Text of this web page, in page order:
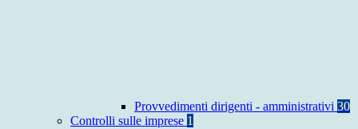
Provvedimenti dirigenti - amministrativi 30
Controlli sulle imprese 1